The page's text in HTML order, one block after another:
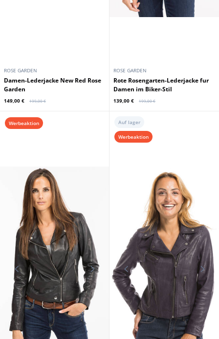
ROSE GARDEN
Damen-Lederjacke New Red Rose
Garden
149,00 € 199,00 €
ROSE GARDEN
Rote Rosengarten-Lederjacke fur
Damen im Biker-Stil
139,00 € 199,00 €
Werbeaktion Auf lager
Werbeaktion